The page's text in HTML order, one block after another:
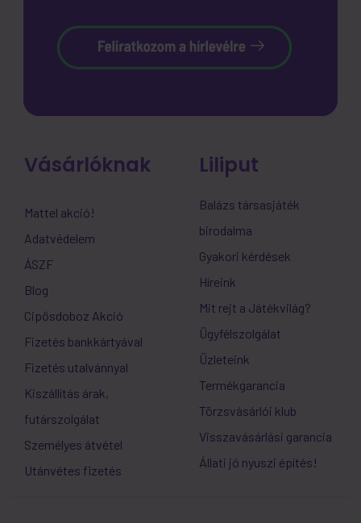
Vásárlóknak
Mattel akció!
Adatvédelem
ÁSZF
Blog
Cipősdoboz Akció
Fizetés bankkártyával
Fizetés utalvánnyal
Kiszállítás árak,
futárszolgálat
Személyes átvétel
Utánvétes fizetés
Liliput
Balázs társasjáték
birodalma
Gyakori kérdések
Híreink
Mit rejt a Játékvilág?
Ügyfélszolgálat
Üzleteink
Termékgarancia
Törzsvásárlói klub
Visszavásárlási garancia
Állati jó nyuszi építés!